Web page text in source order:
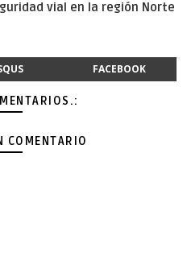
vial en la región Norte
FACEBOOK
COMENTARIO